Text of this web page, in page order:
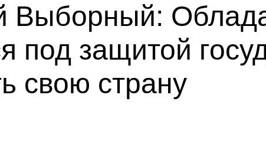
Выборный:
под защитой
свою страну